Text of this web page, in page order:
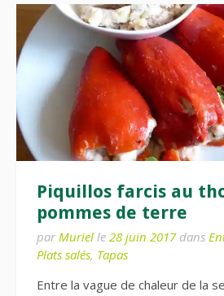
Piquillos farcis au
pommes de terre
par Muriel le 28 juin 2017dans
Plats salés, Tapas
Entre la vague de chaleur de la